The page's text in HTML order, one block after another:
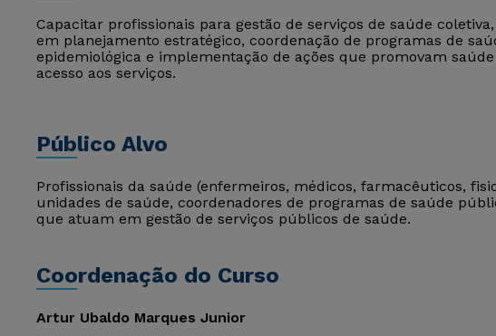
Capacitar profissionais para gestão de serviços de saúde
em planejamento estratégico, coordenação de programas de
epidemiológica e implementação de ações que promovam
acesso aos serviços.
Público Alvo
Profissionais da saúde (enfermeiros, médicos, farmacêuticos,
unidades de saúde, coordenadores de programas de saúde
que atuam em gestão de serviços públicos de saúde.
Coordenação do Curso
Artur Ubaldo Marques Junior